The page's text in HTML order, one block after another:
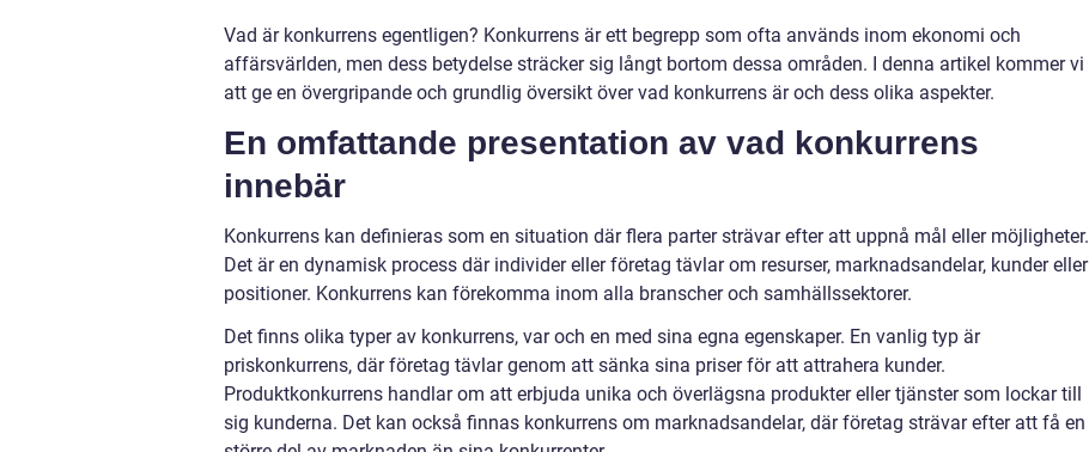
Vad är konkurrens egentligen? Konkurrens är ett begrepp som ofta används inom ekonomi och
affärsvärlden, men dess betydelse sträcker sig långt bortom dessa områden. I denna artikel kommer vi
att ge en övergripande och grundlig översikt över vad konkurrens är och dess olika aspekter.
En omfattande presentation av vad konkurrens
innebär
Konkurrens kan definieras som en situation där flera parter strävar efter att uppnå mål eller möjligheter.
Det är en dynamisk process där individer eller företag tävlar om resurser, marknadsandelar, kunder eller
positioner. Konkurrens kan förekomma inom alla branscher och samhällssektorer.
Det finns olika typer av konkurrens, var och en med sina egna egenskaper. En vanlig typ är
priskonkurrens, där företag tävlar genom att sänka sina priser för att attrahera kunder.
Produktkonkurrens handlar om att erbjuda unika och överlägsna produkter eller tjänster som lockar till
sig kunderna. Det kan också finnas konkurrens om marknadsandelar, där företag strävar efter att få en